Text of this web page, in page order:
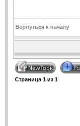
Вернуться к началу
Страница 1 из 1